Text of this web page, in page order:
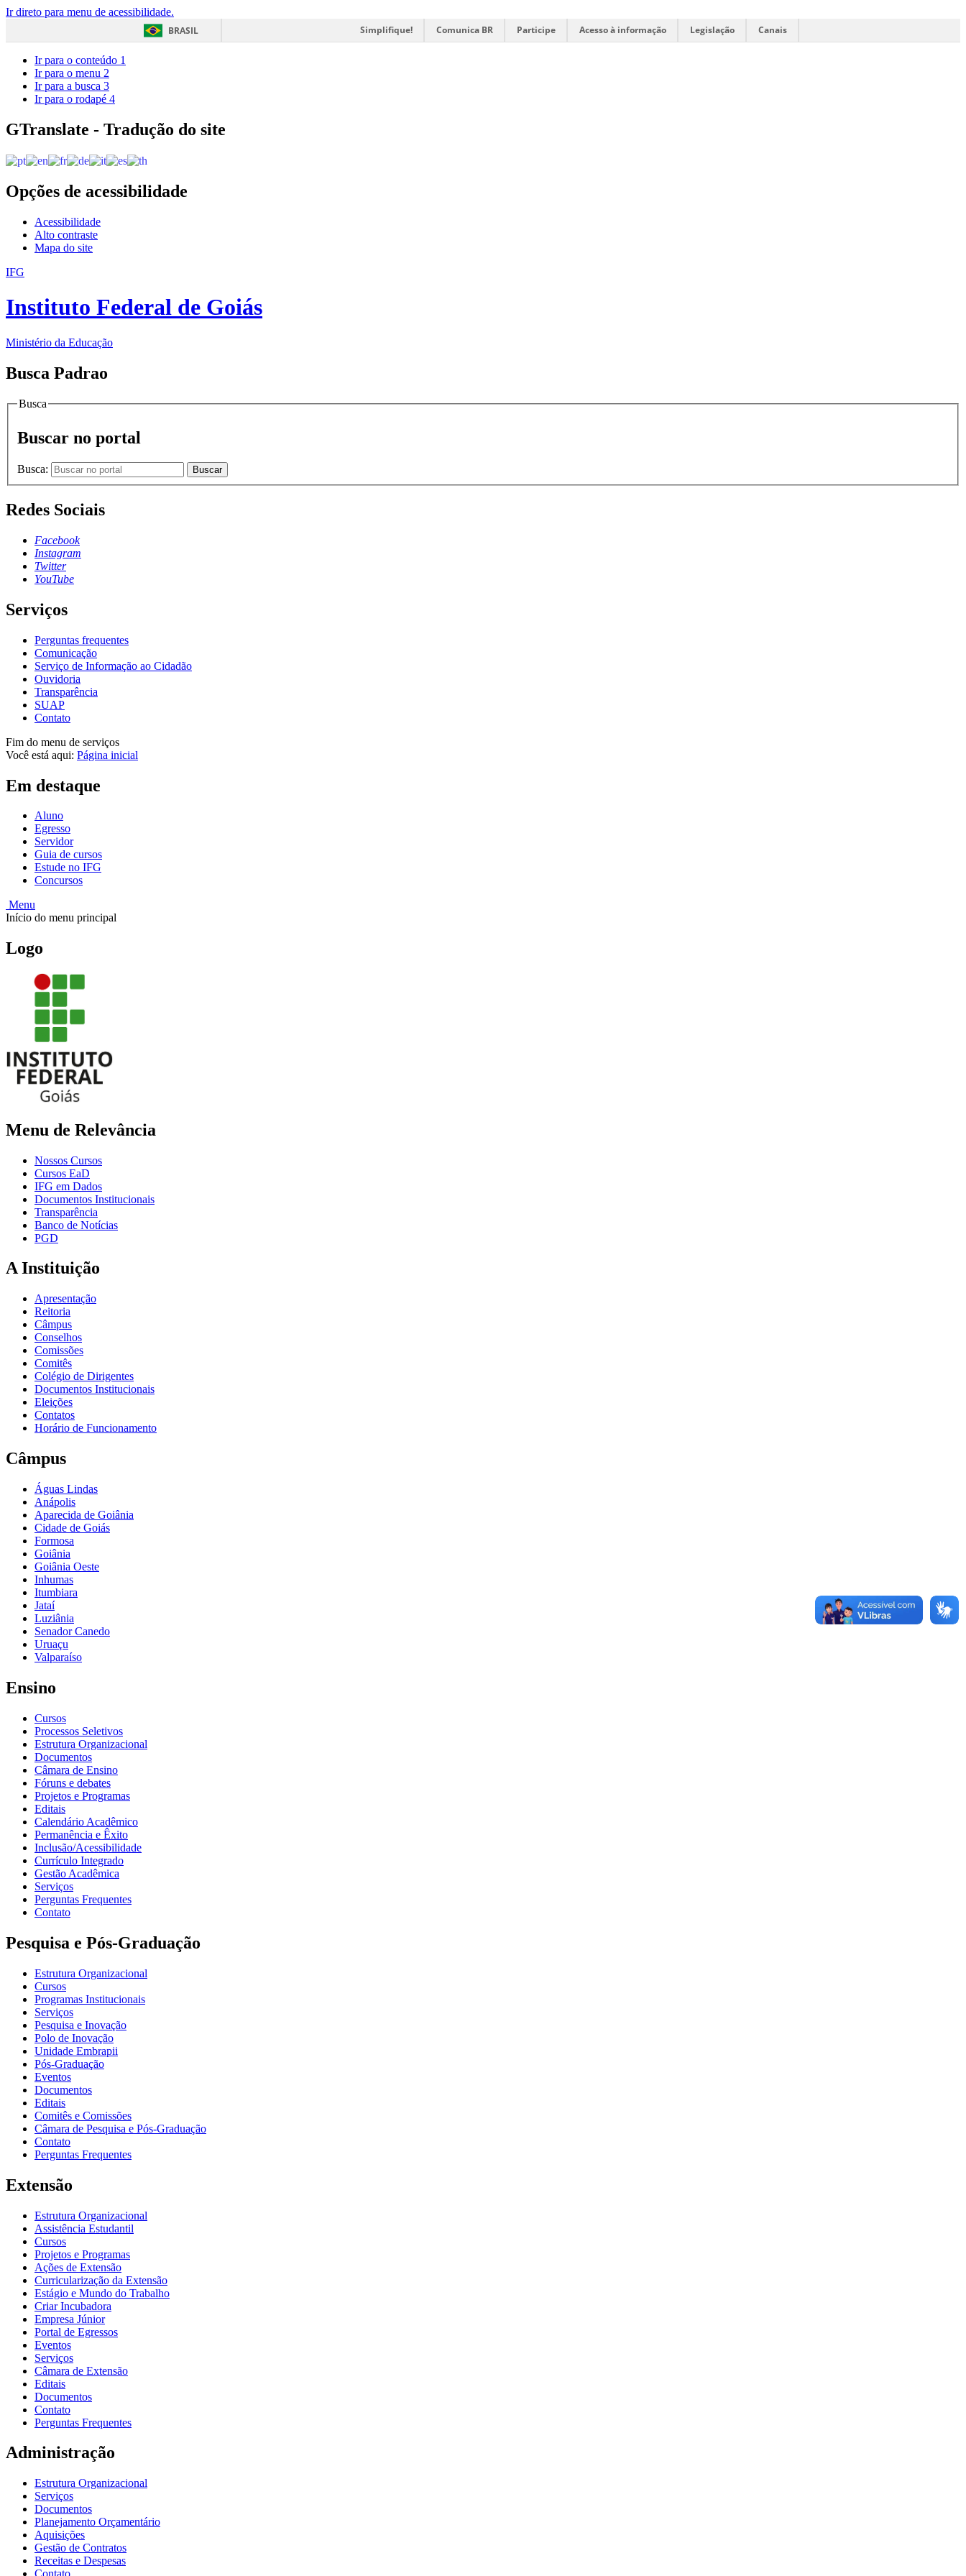
Ir direto para menu de acessibilidade.
BRASIL
Simplifique! Comunica BR Participe Acesso à informação Legislação Canais
Ir para o conteúdo 1
Ir para o menu 2
Ir para a busca 3
Ir para o rodapé 4
GTranslate - Tradução do site
Opções de acessibilidade
Acessibilidade
Alto contraste
Mapa do site
IFG
Instituto Federal de Goiás
Ministério da Educação
Busca Padrao
Busca
Buscar no portal
Busca: Buscar
Redes Sociais
Facebook
Instagram
Twitter
YouTube
Serviços
Perguntas frequentes
Comunicação
Serviço de Informação ao Cidadão
Ouvidoria
Transparência
SUAP
Contato
Fim do menu de serviços
Você está aqui: Página inicial
Em destaque
Aluno
Egresso
Servidor
Guia de cursos
Estude no IFG
Concursos
Menu
Início do menu principal
Logo
Menu de Relevância
Nossos Cursos
Cursos EaD
IFG em Dados
Documentos Institucionais
Transparência
Banco de Notícias
PGD
A Instituição
Apresentação
Reitoria
Câmpus
Conselhos
Comissões
Comitês
Colégio de Dirigentes
Documentos Institucionais
Eleições
Contatos
Horário de Funcionamento
Câmpus
Águas Lindas
Anápolis
Aparecida de Goiânia
Cidade de Goiás
Formosa
Goiânia
Goiânia Oeste
Inhumas
Itumbiara
Jataí
Luziânia
Senador Canedo
Uruaçu
Valparaíso
Ensino
Cursos
Processos Seletivos
Estrutura Organizacional
Documentos
Câmara de Ensino
Fóruns e debates
Projetos e Programas
Editais
Calendário Acadêmico
Permanência e Êxito
Inclusão/Acessibilidade
Currículo Integrado
Gestão Acadêmica
Serviços
Perguntas Frequentes
Contato
Pesquisa e Pós-Graduação
Estrutura Organizacional
Cursos
Programas Institucionais
Serviços
Pesquisa e Inovação
Polo de Inovação
Unidade Embrapii
Pós-Graduação
Eventos
Documentos
Editais
Comitês e Comissões
Câmara de Pesquisa e Pós-Graduação
Contato
Perguntas Frequentes
Extensão
Estrutura Organizacional
Assistência Estudantil
Cursos
Projetos e Programas
Ações de Extensão
Curricularização da Extensão
Estágio e Mundo do Trabalho
Criar Incubadora
Empresa Júnior
Portal de Egressos
Eventos
Serviços
Câmara de Extensão
Editais
Documentos
Contato
Perguntas Frequentes
Administração
Estrutura Organizacional
Serviços
Documentos
Planejamento Orçamentário
Aquisições
Gestão de Contratos
Receitas e Despesas